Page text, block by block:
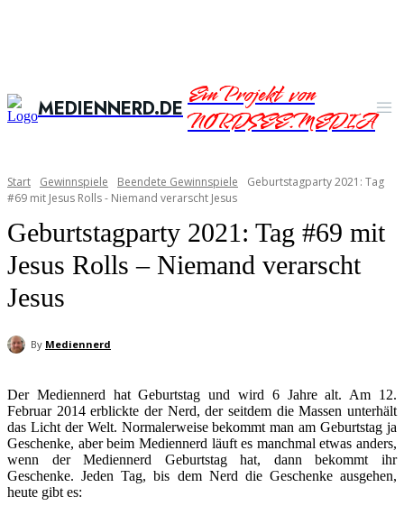
MEDIENNERD.DEEin Projekt von
NORDSEE.MEDIA
Start Gewinnspiele Beendete Gewinnspiele
Geburtstagparty 2021: Tag
#69 mit Jesus Rolls - Niemand verarscht Jesus
Geburtstagparty 2021: Tag #69 mit
Jesus Rolls – Niemand verarscht
Jesus
By Mediennerd
Der Mediennerd hat Geburtstag und wird 6 Jahre alt. Am 12.
Februar 2014 erblickte der Nerd, der seitdem die Massen unterhält
das Licht der Welt. Normalerweise bekommt man am Geburtstag ja
Geschenke, aber beim Mediennerd läuft es manchmal etwas anders,
wenn der Mediennerd Geburtstag hat, dann bekommt ihr
Geschenke. Jeden Tag, bis dem Nerd die Geschenke ausgehen,
heute gibt es: